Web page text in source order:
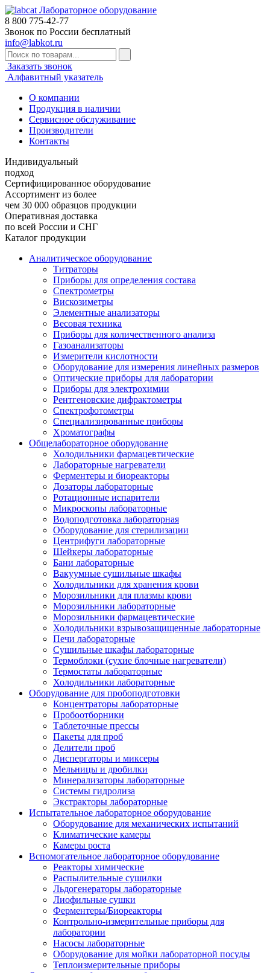
Лабораторное оборудование
8 800 775-42-77
Звонок по России бесплатный
info@labkot.ru
Заказать звонок
Алфавитный указатель
О компании
Продукция в наличии
Сервисное обслуживание
Производители
Контакты
Индивидуальный
подход
Сертифицированное оборудование
Ассортимент из более
чем 30 000 образцов продукции
Оперативная доставка
по всей России и СНГ
Каталог продукции
Аналитическое оборудование
Титраторы
Приборы для определения состава
Спектрометры
Вискозиметры
Элементные анализаторы
Весовая техника
Приборы для количественного анализа
Газоанализаторы
Измерители кислотности
Оборудование для измерения линейных размеров
Оптические приборы для лаборатории
Приборы для электрохимии
Рентгеновские дифрактометры
Спектрофотометры
Специализированные приборы
Хроматографы
Общелабораторное оборудование
Холодильники фармацевтические
Лабораторные нагреватели
Ферментеры и биореакторы
Дозаторы лабораторные
Ротационные испарители
Микроскопы лабораторные
Водоподготовка лабораторная
Оборудование для стерилизации
Центрифуги лабораторные
Шейкеры лабораторные
Бани лабораторные
Вакуумные сушильные шкафы
Холодильники для хранения крови
Морозильники для плазмы крови
Морозильники лабораторные
Морозильники фармацевтические
Холодильники взрывозащищенные лабораторные
Печи лабораторные
Сушильные шкафы лабораторные
Термоблоки (сухие блочные нагреватели)
Термостаты лабораторные
Холодильники лабораторные
Оборудование для пробоподготовки
Концентраторы лабораторные
Пробоотборники
Таблеточные прессы
Пакеты для проб
Делители проб
Диспергаторы и миксеры
Мельницы и дробилки
Минерализаторы лабораторные
Системы гидролиза
Экстракторы лабораторные
Испытательное лабораторное оборудование
Оборудование для механических испытаний
Климатические камеры
Камеры роста
Вспомогательное лабораторное оборудование
Реакторы химические
Распылительные сушилки
Льдогенераторы лабораторные
Лиофильные сушки
Ферментеры/Биореакторы
Контрольно-измерительные приборы для
лаборатории
Насосы лабораторные
Оборудование для мойки лабораторной посуды
Теплоизмерительные приборы